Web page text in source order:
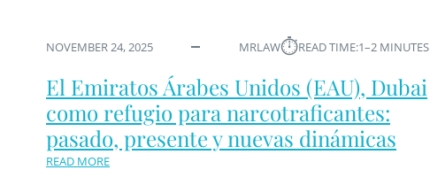
NOVEMBER 24, 2025 MRLAW⏱︎READ TIME:1–2 MINUTES
El Emiratos Árabes Unidos (EAU), Dubai
como refugio para narcotraficantes:
pasado, presente y nuevas dinámicas
READ MORE